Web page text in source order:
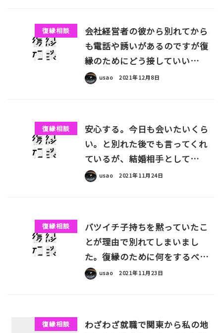
復縁相談
会社経営者の彼から別れてから
も電話や誘いがあるのですが復
縁のためにどう接していい…
usao 2021年12月8日
復縁相談
安心する。今日も会いたいくら
い。と別れた後でも言ってくれ
ているが、結婚相手として…
usao 2021年11月24日
復縁相談
バツイチ子持ちを黙っていたこ
とが理由で別れてしまいまし
た。復縁のために何をするべ…
usao 2021年11月23日
復縁相談
わざわざ就職で関東から私の地